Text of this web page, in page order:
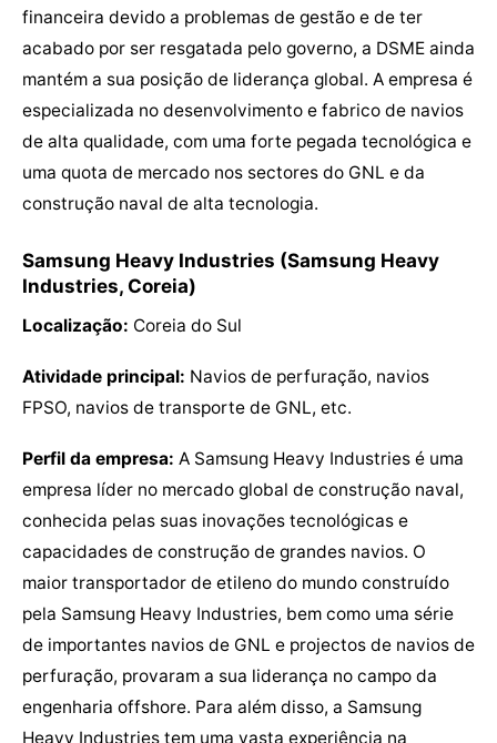
financeira devido a problemas de gestão e de ter
acabado por ser resgatada pelo governo, a DSME ainda
mantém a sua posição de liderança global. A empresa é
especializada no desenvolvimento e fabrico de navios
de alta qualidade, com uma forte pegada tecnológica e
uma quota de mercado nos sectores do GNL e da
construção naval de alta tecnologia.
Samsung Heavy Industries (Samsung Heavy
Industries, Coreia)
Localização: Coreia do Sul
Atividade principal: Navios de perfuração, navios
FPSO, navios de transporte de GNL, etc.
Perfil da empresa: A Samsung Heavy Industries é uma
empresa líder no mercado global de construção naval,
conhecida pelas suas inovações tecnológicas e
capacidades de construção de grandes navios. O
maior transportador de etileno do mundo construído
pela Samsung Heavy Industries, bem como uma série
de importantes navios de GNL e projectos de navios de
perfuração, provaram a sua liderança no campo da
engenharia offshore. Para além disso, a Samsung
Heavy Industries tem uma vasta experiência na